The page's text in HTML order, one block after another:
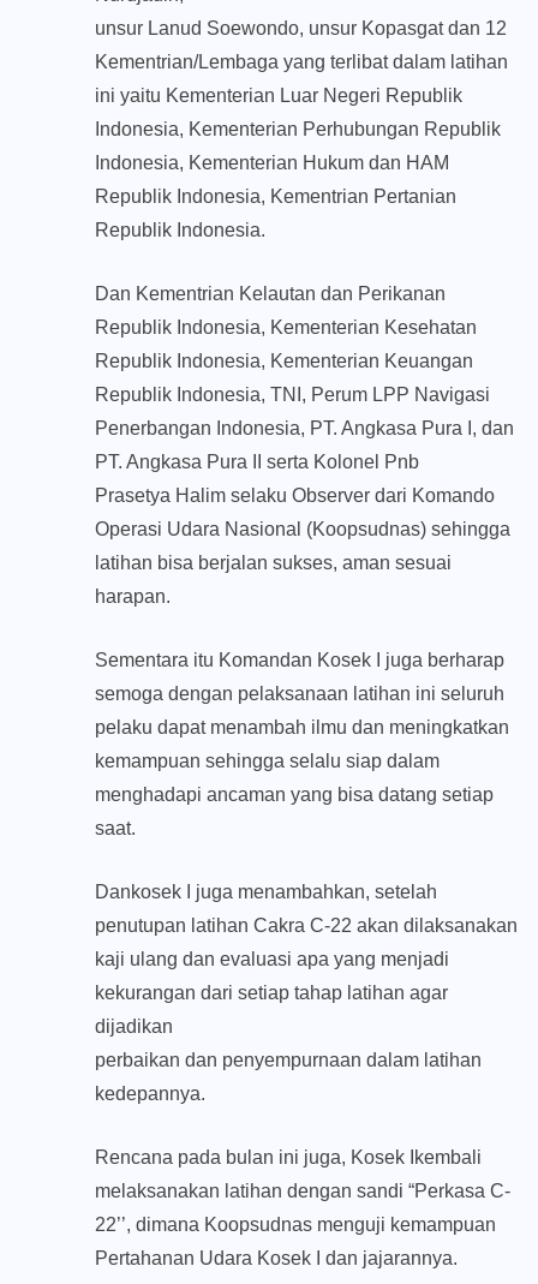
unsur Lanud Soewondo, unsur Kopasgat dan 12
Kementrian/Lembaga yang terlibat dalam latihan
ini yaitu Kementerian Luar Negeri Republik
Indonesia, Kementerian Perhubungan Republik
Indonesia, Kementerian Hukum dan HAM
Republik Indonesia, Kementrian Pertanian
Republik Indonesia.
Dan Kementrian Kelautan dan Perikanan
Republik Indonesia, Kementerian Kesehatan
Republik Indonesia, Kementerian Keuangan
Republik Indonesia, TNI, Perum LPP Navigasi
Penerbangan Indonesia, PT. Angkasa Pura I, dan
PT. Angkasa Pura II serta Kolonel Pnb
Prasetya Halim selaku Observer dari Komando
Operasi Udara Nasional (Koopsudnas) sehingga
latihan bisa berjalan sukses, aman sesuai
harapan.
Sementara itu Komandan Kosek I juga berharap
semoga dengan pelaksanaan latihan ini seluruh
pelaku dapat menambah ilmu dan meningkatkan
kemampuan sehingga selalu siap dalam
menghadapi ancaman yang bisa datang setiap
saat.
Dankosek I juga menambahkan, setelah
penutupan latihan Cakra C-22 akan dilaksanakan
kaji ulang dan evaluasi apa yang menjadi
kekurangan dari setiap tahap latihan agar
dijadikan
perbaikan dan penyempurnaan dalam latihan
kedepannya.
Rencana pada bulan ini juga, Kosek Ikembali
melaksanakan latihan dengan sandi “Perkasa C-
22’’, dimana Koopsudnas menguji kemampuan
Pertahanan Udara Kosek I dan jajarannya.